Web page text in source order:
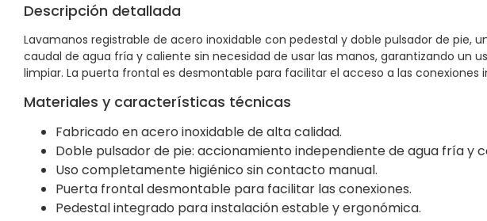
Descripción detallada
Lavamanos registrable de acero inoxidable con pedestal y doble pulsador de
caudal de agua fría y caliente sin necesidad de usar las manos, garantizando un
limpiar. La puerta frontal es desmontable para facilitar el acceso a las
Materiales y características técnicas
Fabricado en acero inoxidable de alta calidad.
Doble pulsador de pie: accionamiento independiente de agua fría y
Uso completamente higiénico sin contacto manual.
Puerta frontal desmontable para facilitar las conexiones.
Pedestal integrado para instalación estable y ergonómica.